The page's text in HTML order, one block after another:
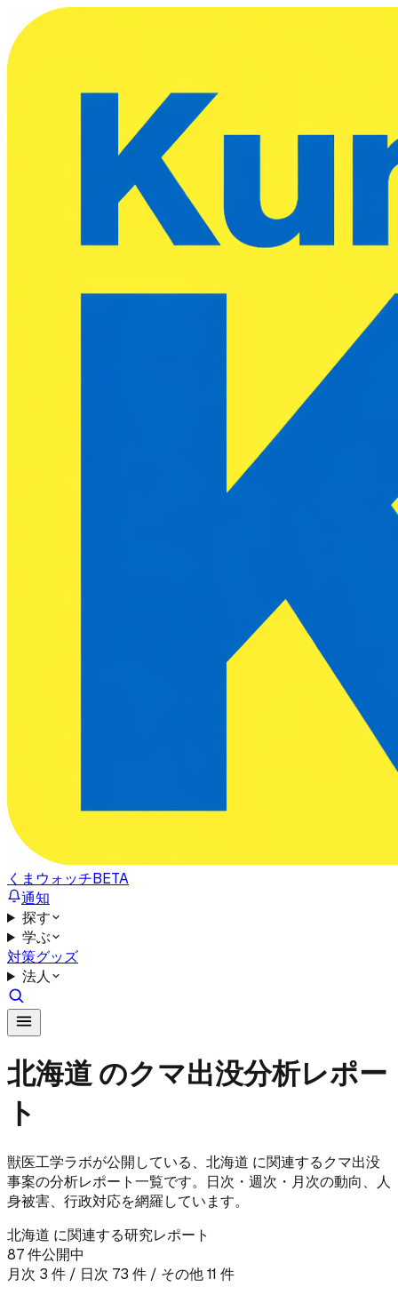
くまウォッチBETA
通知
探す
学ぶ
対策グッズ
法人
北海道 のクマ出没分析レポー
ト
獣医工学ラボが公開している、北海道 に関連するクマ出没
事案の分析レポート一覧です。日次・週次・月次の動向、人
身被害、行政対応を網羅しています。
北海道 に関連する研究レポート
87件公開中
月次 3 件 / 日次 73 件 / その他 11 件